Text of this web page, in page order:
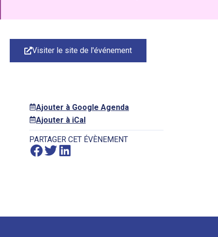
Visiter le site de l'événement
Ajouter à Google Agenda
Ajouter à iCal
PARTAGER CET ÉVÈNEMENT